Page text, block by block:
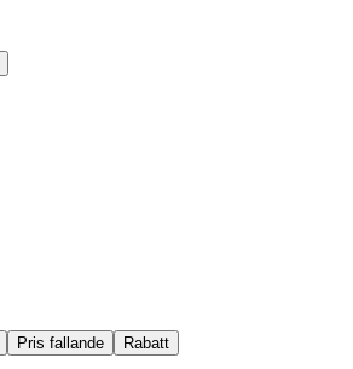
Pris fallande Rabatt